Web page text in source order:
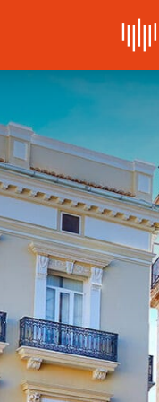
BIOGRAFIE
REDEN, ZITATE
Zitate
Reden
Stimmen zu Willy